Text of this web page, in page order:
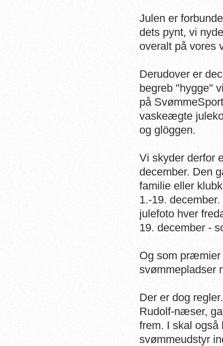
Julen er
dets pynt, vi
overalt på vores
Derudover er
begreb "hygge"
på
vaskeægte
og glöggen.
Vi skyder derfor
december. Den
familie eller
1.-19.
julefoto hver
19. december -
Og som præmier
svømmepladser
Der er dog
Rudolf-næser,
frem. I skal
svømmeudstyr